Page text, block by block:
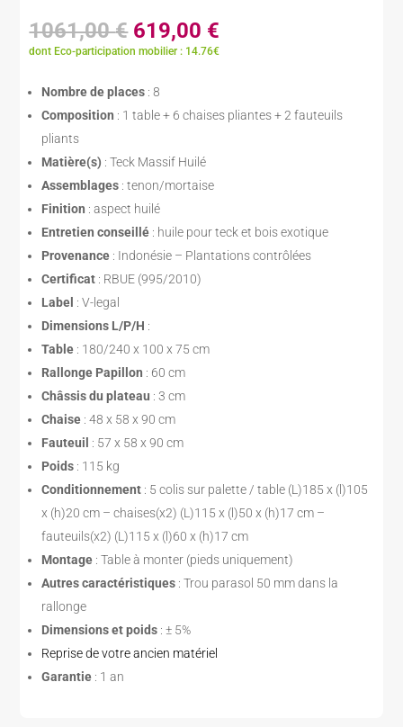
1061,00€ Le
prix
était :
1061,00 €.
619,00 €
prix
619,00 €.
dont Eco-participation mobilier : 14.76€
Nombre de places : 8
Composition : 1 table + 6 chaises pliantes + 2 fauteuils
pliants
Matière(s) : Teck Massif Huilé
Assemblages : tenon/mortaise
Finition : aspect huilé
Entretien conseillé : huile pour teck et bois exotique
Provenance : Indonésie – Plantations contrôlées
Certificat : RBUE (995/2010)
Label : V-legal
Dimensions L/P/H :
Table : 180/240 x 100 x 75 cm
Rallonge Papillon : 60 cm
Châssis du plateau : 3 cm
Chaise : 48 x 58 x 90 cm
Fauteuil : 57 x 58 x 90 cm
Poids : 115 kg
Conditionnement : 5 colis sur palette / table (L)185 x (l)105
x (h)20 cm – chaises(x2) (L)115 x (l)50 x (h)17 cm –
fauteuils(x2) (L)115 x (l)60 x (h)17 cm
Montage : Table à monter (pieds uniquement)
Autres caractéristiques : Trou parasol 50 mm dans la
rallonge
Dimensions et poids : ± 5%
Reprise de votre ancien matériel
Garantie : 1 an